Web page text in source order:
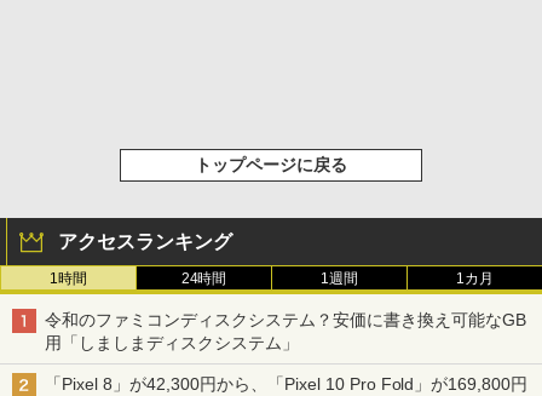
トップページに戻る
アクセスランキング
1時間 24時間 1週間 1カ月
令和のファミコンディスクシステム？安価に書き換え可能なGB
用「しましまディスクシステム」
「Pixel 8」が42,300円から、「Pixel 10 Pro Fold」が169,800円